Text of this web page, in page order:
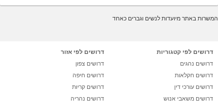
המשרות באתר מיועדות לנשים וגברים כאחד
דרושים לפי קטגוריות
דרושים נהגים
דרושים חקלאות
דרושים עורכי דין
דרושים משאבי אנוש
דרושים לפי אזור
דרושים צפון
דרושים חיפה
דרושים קריות
דרושים נהריה